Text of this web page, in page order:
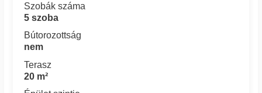
Szobák száma
5 szoba
Bútorozottság
nem
Terasz
20 m²